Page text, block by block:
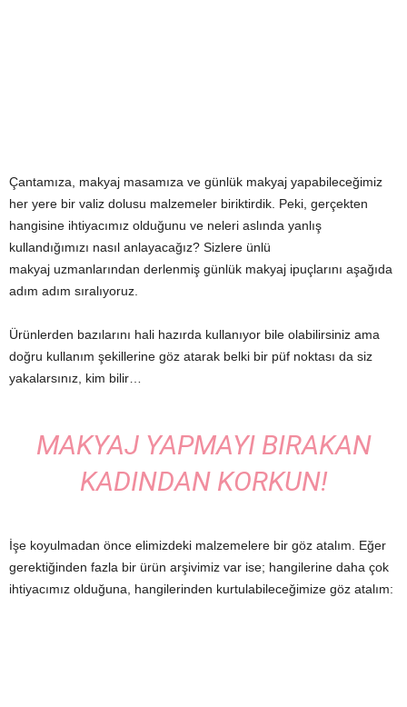
Çantamıza, makyaj masamıza ve günlük makyaj yapabileceğimiz
her yere bir valiz dolusu malzemeler biriktirdik. Peki, gerçekten
hangisine ihtiyacımız olduğunu ve neleri aslında yanlış
kullandığımızı nasıl anlayacağız? Sizlere ünlü
makyaj uzmanlarından derlenmiş günlük makyaj ipuçlarını aşağıda
adım adım sıralıyoruz.
Ürünlerden bazılarını hali hazırda kullanıyor bile olabilirsiniz ama
doğru kullanım şekillerine göz atarak belki bir püf noktası da siz
yakalarsınız, kim bilir…
MAKYAJ YAPMAYI BIRAKAN
KADINDAN KORKUN!
İşe koyulmadan önce elimizdeki malzemelere bir göz atalım. Eğer
gerektiğinden fazla bir ürün arşivimiz var ise; hangilerine daha çok
ihtiyacımız olduğuna, hangilerinden kurtulabileceğimize göz atalım: